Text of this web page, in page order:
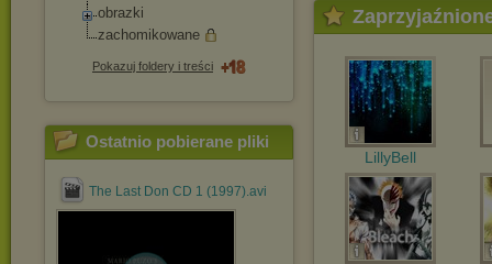
obrazki
zachomikowane
Pokazuj foldery i treści
Ostatnio pobierane pliki
The Last Don CD 1 (1997).avi
LillyBell